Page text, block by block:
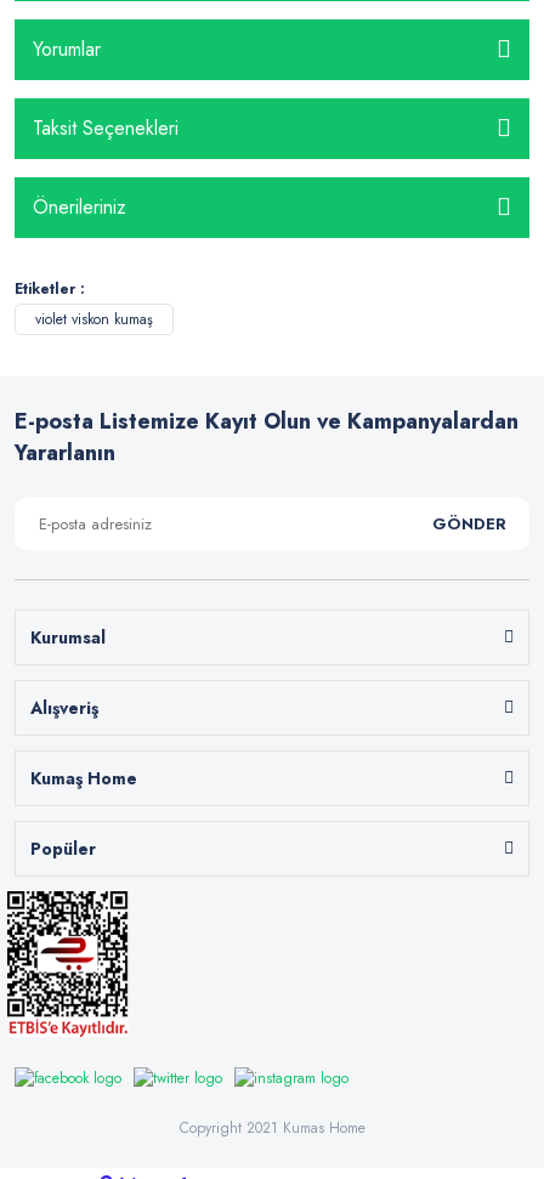
Yorumlar
Taksit Seçenekleri
Önerileriniz
Etiketler :
violet viskon kumaş
E-posta Listemize Kayıt Olun ve Kampanyalardan
Yararlanın
GÖNDER
Kurumsal
Alışveriş
Kumaş Home
Popüler
Copyright 2021 Kumas Home